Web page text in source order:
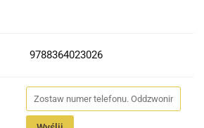
9788364023026